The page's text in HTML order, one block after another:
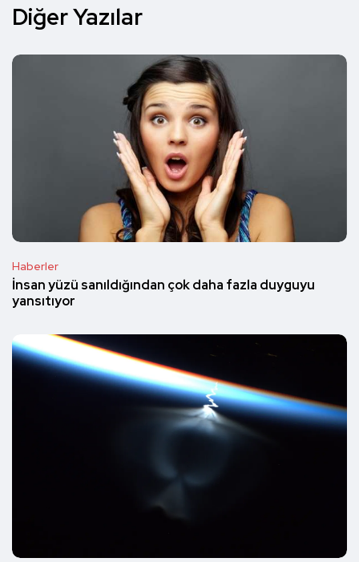
Diğer Yazılar
Haberler
İnsan yüzü sanıldığından çok daha fazla duyguyu
yansıtıyor